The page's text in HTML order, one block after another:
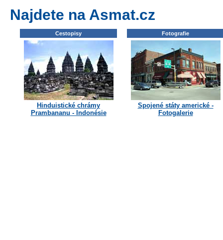
Najdete na Asmat.cz
Cestopisy
Hinduistické chrámy
Prambananu - Indonésie
Fotografie
Spojené státy americké -
Fotogalerie